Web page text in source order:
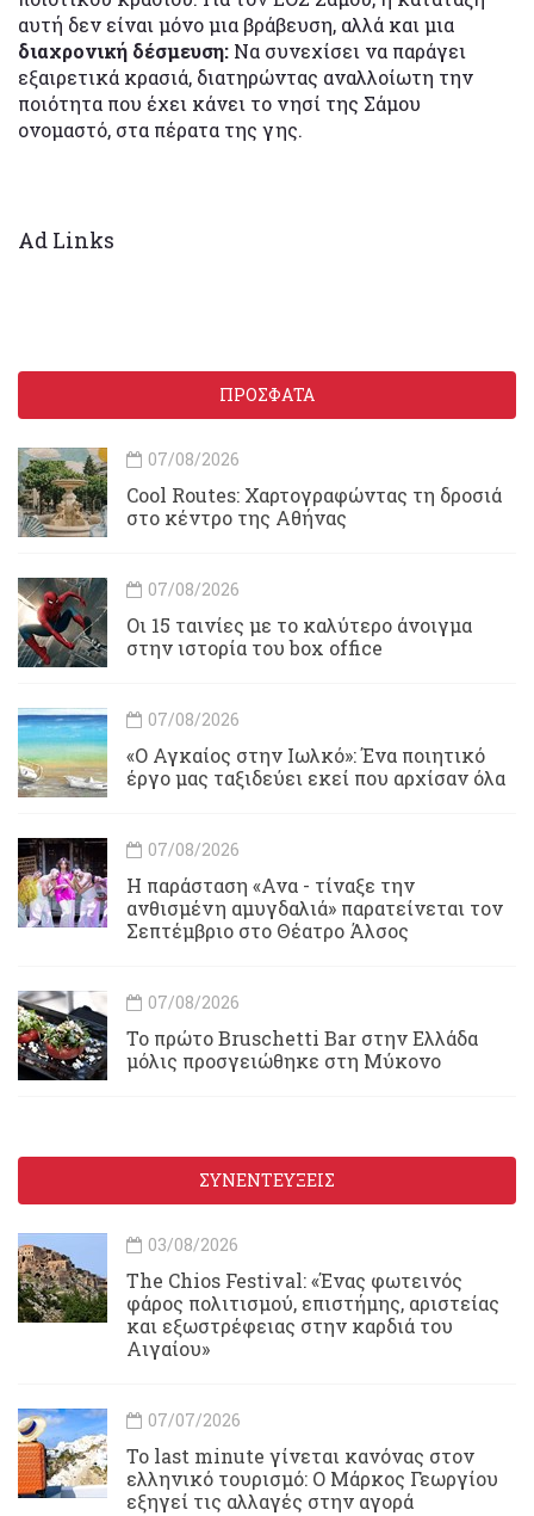
αυτή δεν είναι μόνο μια βράβευση, αλλά και μια
διαχρονική δέσμευση: Να συνεχίσει να παράγει
εξαιρετικά κρασιά, διατηρώντας αναλλοίωτη την
ποιότητα που έχει κάνει το νησί της Σάμου
ονομαστό, στα πέρατα της γης.
Ad Links
ΠΡΟΣΦΑΤΑ
07/08/2026
Cool Routes: Χαρτογραφώντας τη δροσιά
στο κέντρο της Αθήνας
07/08/2026
Οι 15 ταινίες με το καλύτερο άνοιγμα
στην ιστορία του box office
07/08/2026
«Ο Αγκαίος στην Ιωλκό»: Ένα ποιητικό
έργο μας ταξιδεύει εκεί που αρχίσαν όλα
07/08/2026
Η παράσταση «Ανα - τίναξε την
ανθισμένη αμυγδαλιά» παρατείνεται τον
Σεπτέμβριο στο Θέατρο Άλσος
07/08/2026
Το πρώτο Bruschetti Bar στην Ελλάδα
μόλις προσγειώθηκε στη Μύκονο
ΣΥΝΕΝΤΕΥΞΕΙΣ
03/08/2026
Τhe Chios Festival: «Ένας φωτεινός
φάρος πολιτισμού, επιστήμης, αριστείας
και εξωστρέφειας στην καρδιά του
Αιγαίου»
07/07/2026
Το last minute γίνεται κανόνας στον
ελληνικό τουρισμό: Ο Μάρκος Γεωργίου
εξηγεί τις αλλαγές στην αγορά